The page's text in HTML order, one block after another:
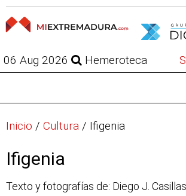
06 Aug 2026 Hemeroteca
Inicio / Cultura / Ifigenia
Ifigenia
Texto y fotografías de: Diego J.